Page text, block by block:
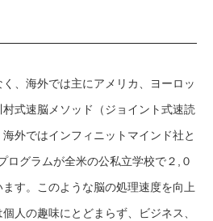
、海外では主にアメリカ、ヨーロッ
式速脳メソッド（ジョイント式速読
外ではインフィニットマインド社と
ログラムが全米の公私立学校で２,０
す。このような脳の処理速度を向上
人の趣味にとどまらず、ビジネス、